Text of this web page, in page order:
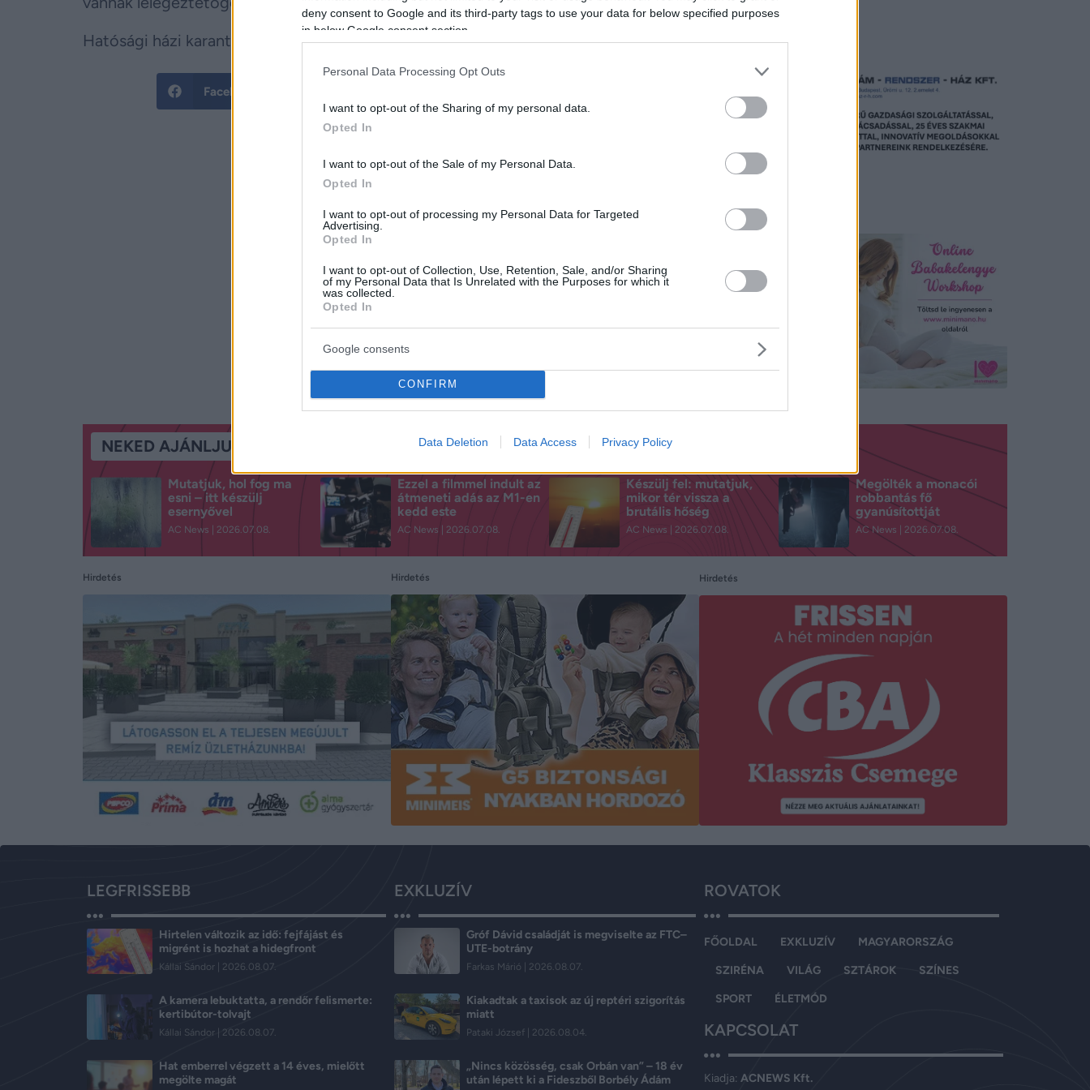
deny consent to Google and its third-party tags to use your data for below specified purposes
in below Google consent section.
Personal Data Processing Opt Outs
I want to opt-out of the Sharing of my personal data.
Opted In
I want to opt-out of the Sale of my Personal Data.
Opted In
I want to opt-out of processing my Personal Data for Targeted
Advertising.
Opted In
I want to opt-out of Collection, Use, Retention, Sale, and/or Sharing
of my Personal Data that Is Unrelated with the Purposes for which it
was collected.
Opted In
Google consents
CONFIRM
Data Deletion Data Access Privacy Policy
Hatósági házi karanténban 1 778-an vannak, a mintavételek száma 6 173 422-re nőtt.
Facebook
NEKED AJÁNLJUK
Mutatjuk, hol fog ma
esni – itt készülj
esernyővel
AC News 2026.07.08.
Ezzel a filmmel indult az
átmeneti adás az M1-en
kedd este
AC News 2026.07.08.
Készülj fel: mutatjuk,
mikor tér vissza a
brutális hőség
AC News 2026.07.08.
Megölték a monacói
robbantás fő
gyanúsítottját
AC News 2026.07.08.
Hirdetés Hirdetés Hirdetés
LEGFRISSEBB
Hirtelen változik az idő: fejfájást és
migrént is hozhat a hidegfront
Kállai Sándor 2026.08.07.
A kamera lebuktatta, a rendőr felismerte:
kertibútor-tolvajt
Kállai Sándor 2026.08.07.
Hat emberrel végzett a 14 éves, mielőtt
megölte magát
EXKLUZÍV
Gróf Dávid családját is megviselte az FTC–
UTE-botrány
Farkas Márió 2026.08.07.
Kiakadtak a taxisok az új reptéri szigorítás
miatt
Pataki József 2026.08.04.
„Nincs közösség, csak Orbán van” – 18 év
után lépett ki a Fideszből Borbély Ádám
ROVATOK
FŐOLDAL EXKLUZÍV MAGYARORSZÁG
SZIRÉNA VILÁG SZTÁROK SZÍNES
SPORT ÉLETMÓD
KAPCSOLAT
Kiadja:ACNEWS Kft.